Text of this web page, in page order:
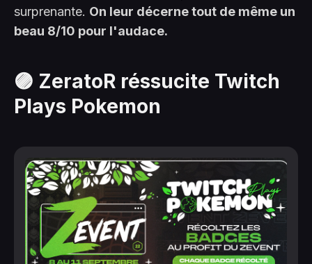
surprenante. On leur décerne tout de même un
beau 8/10 pour l'audace.
🟣 ZeratoR réssucite Twitch
Plays Pokemon